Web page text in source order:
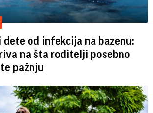
od infekcija na bazenu:
na šta roditelji posebno
pažnju